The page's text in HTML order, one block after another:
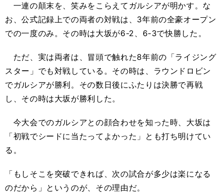
一連の顛末を、笑みをこらえてガルシアが明かす。な
お、公式記録上での両者の対戦は、3年前の全豪オープン
での一度のみ。その時は大坂が6-2、6-3で快勝した。
ただ、実は両者は、冒頭で触れた8年前の「ライジング
スター」でも対戦している。その時は、ラウンドロビン
でガルシアが勝利。その数日後にふたりは決勝で再戦
し、その時は大坂が勝利した。
今大会でのガルシアとの顔合わせを知った時、大坂は
「初戦でシードに当たってよかった」とも打ち明けてい
る。
「もしそこを突破できれば、次の試合が多少は楽になる
のだから」というのが、その理由だ。